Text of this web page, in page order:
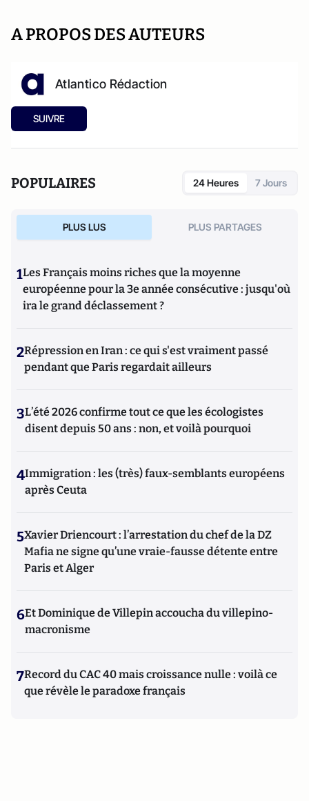
A PROPOS DES AUTEURS
Atlantico Rédaction
SUIVRE
POPULAIRES 24 Heures 7 Jours
PLUS LUS PLUS PARTAGES
1Les Français moins riches que la moyenne
européenne pour la 3e année consécutive : jusqu'où
ira le grand déclassement ?
2Répression en Iran : ce qui s'est vraiment passé
pendant que Paris regardait ailleurs
3L’été 2026 confirme tout ce que les écologistes
disent depuis 50 ans : non, et voilà pourquoi
4Immigration : les (très) faux-semblants européens
après Ceuta
5Xavier Driencourt : l’arrestation du chef de la DZ
Mafia ne signe qu’une vraie-fausse détente entre
Paris et Alger
6Et Dominique de Villepin accoucha du villepino-
macronisme
7Record du CAC 40 mais croissance nulle : voilà ce
que révèle le paradoxe français